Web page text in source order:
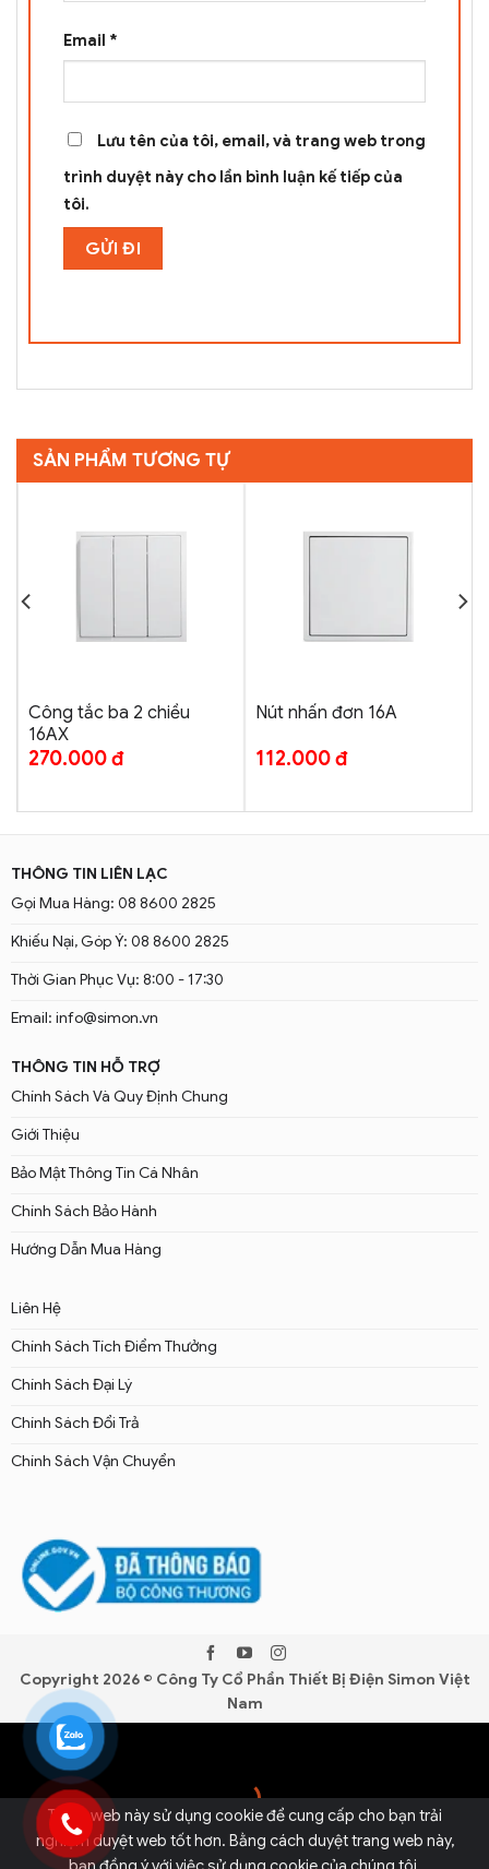
Email *
Lưu tên của tôi, email, và trang web trong
trình duyệt này cho lần bình luận kế tiếp của
tôi.
SẢN PHẨM TƯƠNG TỰ
Công tắc ba 2 chiều
16AX
270.000đ
Nút nhấn đơn 16A
112.000đ
THÔNG TIN LIÊN LẠC
Gọi Mua Hàng: 08 8600 2825
Khiếu Nại, Góp Ý: 08 8600 2825
Thời Gian Phục Vụ: 8:00 - 17:30
Email: info@simon.vn
THÔNG TIN HỖ TRỢ
Chính Sách Và Quy Định Chung
Giới Thiệu
Bảo Mật Thông Tin Cá Nhân
Chính Sách Bảo Hành
Hướng Dẫn Mua Hàng
Liên Hệ
Chính Sách Tích Điểm Thưởng
Chính Sách Đại Lý
Chính Sách Đổi Trả
Chính Sách Vận Chuyển
Copyright 2026 © Công Ty Cổ Phần Thiết Bị Điện Simon Việt
Nam
Trang web này sử dụng cookie để cung cấp cho bạn trải
nghiệm duyệt web tốt hơn. Bằng cách duyệt trang web này,